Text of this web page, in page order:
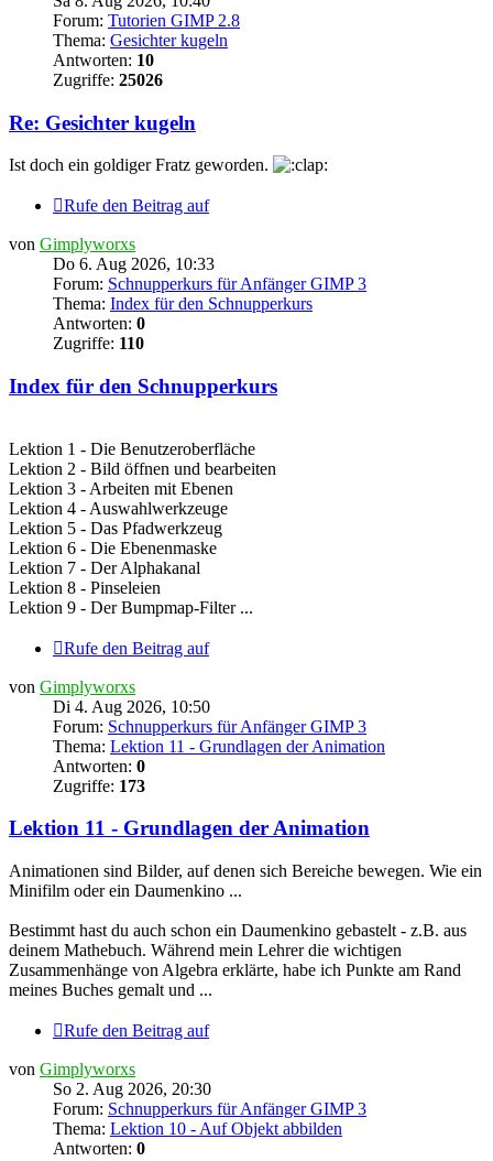
Forum: Tutorien GIMP 2.8
Thema: Gesichter kugeln
Antworten: 10
Zugriffe: 25026
Re: Gesichter kugeln
Ist doch ein goldiger Fratz geworden.
Rufe den Beitrag auf
von Gimplyworxs
Do 6. Aug 2026, 10:33
Forum: Schnupperkurs für Anfänger GIMP 3
Thema: Index für den Schnupperkurs
Antworten: 0
Zugriffe: 110
Index für den Schnupperkurs
Lektion 1 - Die Benutzeroberfläche
Lektion 2 - Bild öffnen und bearbeiten
Lektion 3 - Arbeiten mit Ebenen
Lektion 4 - Auswahlwerkzeuge
Lektion 5 - Das Pfadwerkzeug
Lektion 6 - Die Ebenenmaske
Lektion 7 - Der Alphakanal
Lektion 8 - Pinseleien
Lektion 9 - Der Bumpmap-Filter ...
Rufe den Beitrag auf
von Gimplyworxs
Di 4. Aug 2026, 10:50
Forum: Schnupperkurs für Anfänger GIMP 3
Thema: Lektion 11 - Grundlagen der Animation
Antworten: 0
Zugriffe: 173
Lektion 11 - Grundlagen der Animation
Animationen sind Bilder, auf denen sich Bereiche bewegen. Wie ein
Minifilm oder ein Daumenkino ...
Bestimmt hast du auch schon ein Daumenkino gebastelt - z.B. aus
deinem Mathebuch. Während mein Lehrer die wichtigen
Zusammenhänge von Algebra erklärte, habe ich Punkte am Rand
meines Buches gemalt und ...
Rufe den Beitrag auf
von Gimplyworxs
So 2. Aug 2026, 20:30
Forum: Schnupperkurs für Anfänger GIMP 3
Thema: Lektion 10 - Auf Objekt abbilden
Antworten: 0